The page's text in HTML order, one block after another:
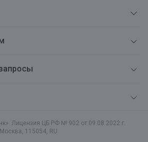
Лицензия ЦБ РФ № 902 от 09.08.2022 г.
Москва, 115054, RU